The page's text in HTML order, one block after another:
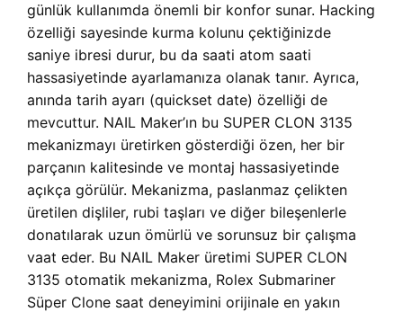
günlük kullanımda önemli bir konfor sunar. Hacking
özelliği sayesinde kurma kolunu çektiğinizde
saniye ibresi durur, bu da saati atom saati
hassasiyetinde ayarlamanıza olanak tanır. Ayrıca,
anında tarih ayarı (quickset date) özelliği de
mevcuttur. NAIL Maker’ın bu SUPER CLON 3135
mekanizmayı üretirken gösterdiği özen, her bir
parçanın kalitesinde ve montaj hassasiyetinde
açıkça görülür. Mekanizma, paslanmaz çelikten
üretilen dişliler, rubi taşları ve diğer bileşenlerle
donatılarak uzun ömürlü ve sorunsuz bir çalışma
vaat eder. Bu NAIL Maker üretimi SUPER CLON
3135 otomatik mekanizma, Rolex Submariner
Süper Clone saat deneyimini orijinale en yakın